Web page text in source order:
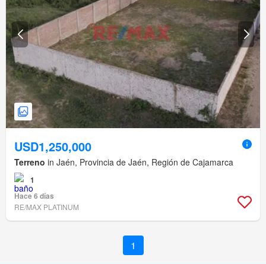
USD1,250,000
Terreno in Jaén, Provincia de Jaén, Región de Cajamarca
1
Hace 6 días
RE/MAX PLATINUM
1